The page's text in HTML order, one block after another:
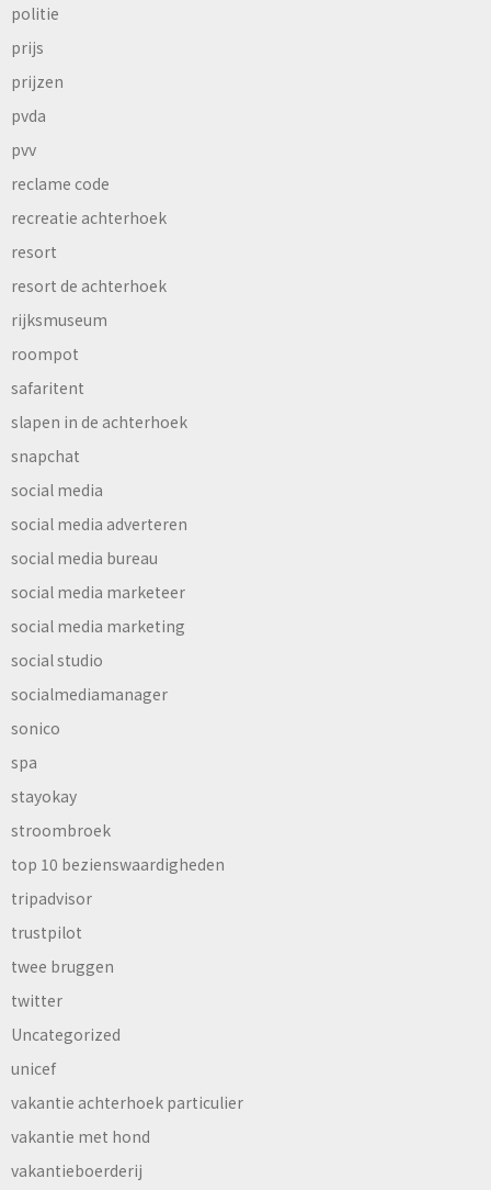
politie
prijs
prijzen
pvda
pvv
reclame code
recreatie achterhoek
resort
resort de achterhoek
rijksmuseum
roompot
safaritent
slapen in de achterhoek
snapchat
social media
social media adverteren
social media bureau
social media marketeer
social media marketing
social studio
socialmediamanager
sonico
spa
stayokay
stroombroek
top 10 bezienswaardigheden
tripadvisor
trustpilot
twee bruggen
twitter
Uncategorized
unicef
vakantie achterhoek particulier
vakantie met hond
vakantieboerderij